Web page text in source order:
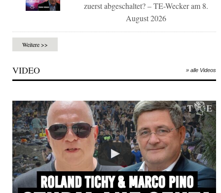
zuerst abgeschaltet? – TE-Wecker am 8.
August 2026
Weitere >>
VIDEO » alle Videos